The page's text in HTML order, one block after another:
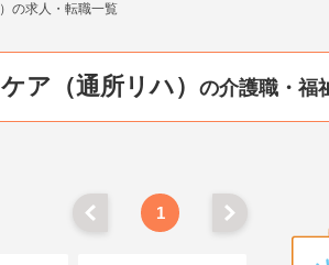
の求人・転職一覧
ア（通所リハ） の介護職・福
1